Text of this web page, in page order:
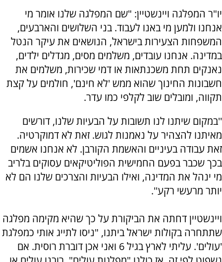
יו"ר המפלגה ויינשטיין: "שם המפלגה שלנו אומר מי
אנחנו ולמען מי באנו לעבוד. בני השלושים והארבעים,
המשפחות הצעירות בישראל, הנושאים את עיקר הנטל
במדינה. אנחנו עובדים, משלמים מסים, מגדלים ילדים,
נאנקים תחת משכנתאות או דמי שכירות, משלמים את
חשבונות החינוך שהוא ממש 'לא חינם', חולמים על קצת
תקווה, ומובלים שוב לקלפי כמו עדר.
''במקום שיתנו לנו תשובות על הבעיות שלנו, דורשים
מאיתנו להצהיר על נאמנות לגוש. זאת לא דמוקרטיה.
זאת עבודה בעיניים והאשמת הקורבן. לא אנחנו אשמים
בכך שכבר בפעם החמישית הפוליטיקאים עסוקים בלריב
מי ינהל את המדינה, ואילו הבעיות והצרכים שלנו הם לא
יותר מרעשי רקע''.
ויינשטיין דחתה את הביקורת על כך שהיא מקימה מפלגה
שתתחרה בקולות ישראל ביתנו, "ניסו לתייג אותי כמפלגת
'עולים'. עליתי לארץ בגיל 6 ואני אכן דוברת רוסית. אם